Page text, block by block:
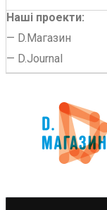
Наші проекти:
— D.Магазин
— D.Journal